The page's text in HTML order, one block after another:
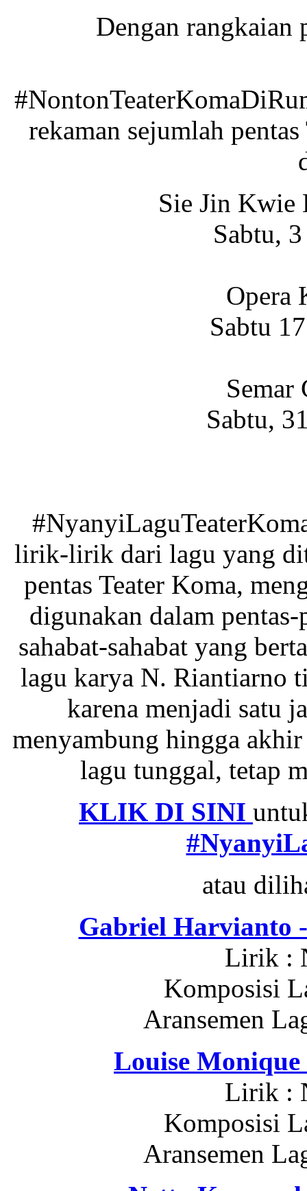
Dengan rangkaian
rekaman sejumlah
Sie Jin Kwie
Sabtu,
Opera
Sabtu
Semar
Sabtu,
lirik-lirik dari lagu yang
pentas Teater Koma,
digunakan dalam
sahabat-sahabat yang
lagu karya N. Riantiarno
karena menjadi satu
menyambung hingga
lagu tunggal, tetap
KLIK DI SINI
atau
Gabriel Harvianto
Lirik :
Komposisi
Aransemen
Louise
Lirik :
Komposisi
Aransemen